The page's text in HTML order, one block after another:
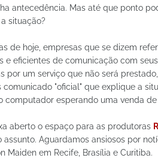
antecedência. Mas até que ponto
situação?
de hoje, empresas que se dizem
e eficientes de comunicação com
por um serviço que não será
"oficial" que explique a
computador esperando uma venda
aberto o espaço para as produtoras
assunto. Aguardamos ansiosos por
Maiden em Recife, Brasília e Curitiba.